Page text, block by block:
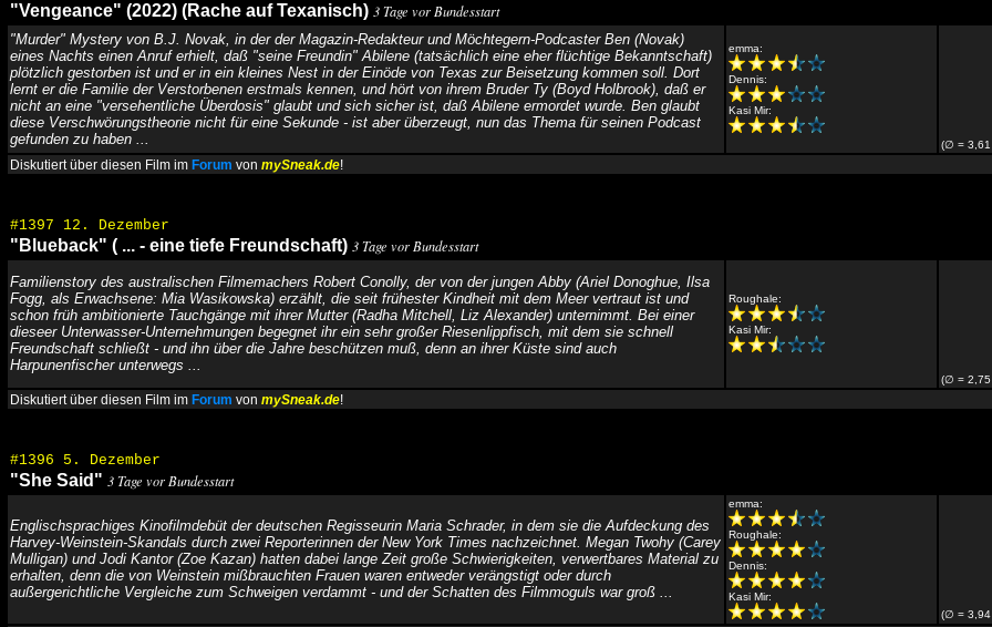
"Vengeance" (2022) (Rache auf Texanisch) 3 Tage vor Bundesstart
"Murder" Mystery von B.J. Novak, in der der Magazin-Redakteur und Möchtegern-Podcaster Ben (Novak)
eines Nachts einen Anruf erhielt, daß "seine Freundin" Abilene (tatsächlich eine eher flüchtige Bekanntschaft)
plötzlich gestorben ist und er in ein kleines Nest in der Einöde von Texas zur Beisetzung kommen soll. Dort
lernt er die Familie der Verstorbenen erstmals kennen, und hört von ihrem Bruder Ty (Boyd Holbrook), daß er
nicht an eine "versehentliche Überdosis" glaubt und sich sicher ist, daß Abilene ermordet wurde. Ben glaubt
diese Verschwörungstheorie nicht für eine Sekunde - ist aber überzeugt, nun das Thema für seinen Podcast
gefunden zu haben ...
emma:
Dennis:
Kasi Mir:
(∅ = 3,61
Diskutiert über diesen Film im Forum von mySneak.de!
#1397 12. Dezember
"Blueback" ( ... - eine tiefe Freundschaft) 3 Tage vor Bundesstart
Familienstory des australischen Filmemachers Robert Conolly, der von der jungen Abby (Ariel Donoghue, Ilsa
Fogg, als Erwachsene: Mia Wasikowska) erzählt, die seit frühester Kindheit mit dem Meer vertraut ist und
schon früh ambitionierte Tauchgänge mit ihrer Mutter (Radha Mitchell, Liz Alexander) unternimmt. Bei einer
dieseer Unterwasser-Unternehmungen begegnet ihr ein sehr großer Riesenlippfisch, mit dem sie schnell
Freundschaft schließt - und ihn über die Jahre beschützen muß, denn an ihrer Küste sind auch
Harpunenfischer unterwegs ...
Roughale:
Kasi Mir:
(∅ = 2,75
Diskutiert über diesen Film im Forum von mySneak.de!
#1396 5. Dezember
"She Said" 3 Tage vor Bundesstart
Englischsprachiges Kinofilmdebüt der deutschen Regisseurin Maria Schrader, in dem sie die Aufdeckung des
Harvey-Weinstein-Skandals durch zwei Reporterinnen der New York Times nachzeichnet. Megan Twohy (Carey
Mulligan) und Jodi Kantor (Zoe Kazan) hatten dabei lange Zeit große Schwierigkeiten, verwertbares Material zu
erhalten, denn die von Weinstein mißbrauchten Frauen waren entweder verängstigt oder durch
außergerichtliche Vergleiche zum Schweigen verdammt - und der Schatten des Filmmoguls war groß ...
emma:
Roughale:
Dennis:
Kasi Mir:
(∅ = 3,94